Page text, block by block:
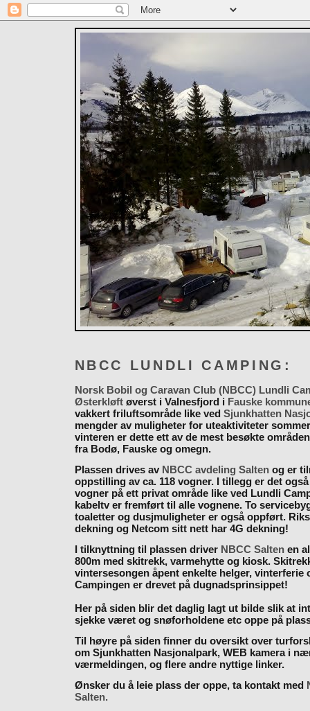
NBCC LUNDLI CAMPING:
Norsk Bobil og Caravan Club (NBCC) Lundli
Østerkløftøverst i Valnesfjord i Fauske
vakkert friluftsområde like ved Sjunkhatten
mengder av muligheter for uteaktiviteter
vinteren er dette ett av de mest besøkte
fra Bodø, Fauske og omegn.
Plassen drives av NBCC avdeling Saltenog er
oppstilling av ca. 118 vogner. I tillegg er det
vogner på ett privat område like ved Lundli
kabeltv er fremført til alle vognene. To
toaletter og dusjmuligheter er også oppført.
dekning og Netcom sitt nett har 4G dekning!
I tilknyttning til plassen driver NBCC Saltenen
800m med skitrekk, varmehytte og kiosk.
vintersesongen åpent enkelte helger, vinterferie
Campingen er drevet på dugnadsprinsippet!
Her på siden blir det daglig lagt ut bilde slik at
sjekke været og snøforholdene etc oppe på
Til høyre på siden finner du oversikt over
om Sjunkhatten Nasjonalpark, WEB kamera i
værmeldingen, og flere andre nyttige linker.
Ønsker du å leie plass der oppe, ta kontakt med
Salten.